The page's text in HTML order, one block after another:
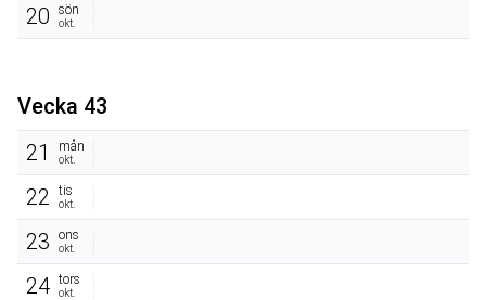
20 sön
okt.
Vecka 43
21
mån
okt.
22 tis
okt.
23 ons
okt.
24 tors
okt.